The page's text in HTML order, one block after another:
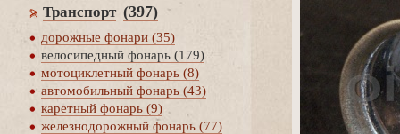
Транспорт (397)
дорожные фонари (35)
елосипедный фонарь (179)
мотоциклетный фонарь (8)
автомобильный фонарь (43)
каретный фонарь (9)
железнодорожный фонарь (77)